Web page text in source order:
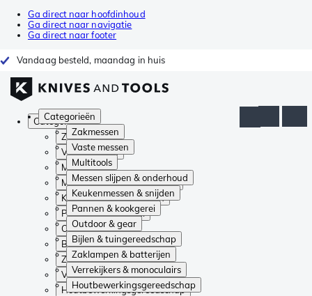
Ga direct naar hoofdinhoud
Ga direct naar navigatie
Ga direct naar footer
Vandaag besteld, maandag in huis
Categorieën
Zakmessen
Vaste messen
Multitools
Messen slijpen & onderhoud
Keukenmessen & snijden
Pannen & kookgerei
Outdoor & gear
Bijlen & tuingereedschap
Zaklampen & batterijen
Verrekijkers & monoculairs
Houtbewerkingsgereedschap
Categorieën
Zakmessen
Vaste messen
Multitools
Messen slijpen & onderhoud
Keukenmessen & snijden
Pannen & kookgerei
Outdoor & gear
Bijlen & tuingereedschap
Zaklampen & batterijen
Verrekijkers & monoculairs
Houtbewerkingsgereedschap